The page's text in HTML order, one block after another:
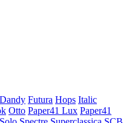
Dandy Futura Hops Italic
Otto Paper41 Lux Paper41